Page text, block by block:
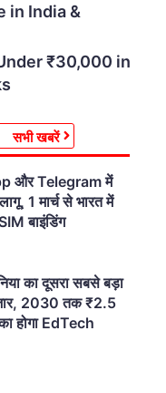
in India &
₹30,000 in
सभी खबरें
और Telegram में
1 मार्च से भारत में
बाइंडिंग
का दूसरा सबसे बड़ा
2030 तक ₹2.5
होगा EdTech